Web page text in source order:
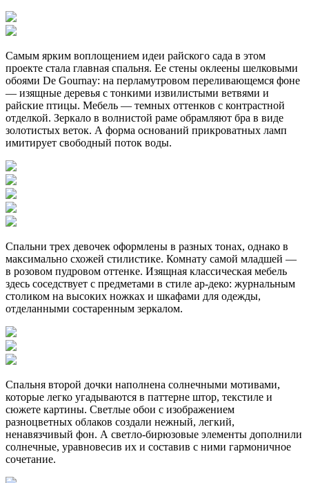
Самым ярким воплощением идеи райского сада в этом
проекте стала главная спальня. Ее стены оклеены шелковыми
обоями De Gournay: на перламутровом переливающемся фоне
— изящные деревья с тонкими извилистыми ветвями и
райские птицы. Мебель — темных оттенков с контрастной
отделкой. Зеркало в волнистой раме обрамляют бра в виде
золотистых веток. А форма оснований прикроватных ламп
имитирует свободный поток воды.
Спальни трех девочек оформлены в разных тонах, однако в
максимально схожей стилистике. Комнату самой младшей —
в розовом пудровом оттенке. Изящная классическая мебель
здесь соседствует с предметами в стиле ар-деко: журнальным
столиком на высоких ножках и шкафами для одежды,
отделанными состаренным зеркалом.
Спальня второй дочки наполнена солнечными мотивами,
которые легко угадываются в паттерне штор, текстиле и
сюжете картины. Светлые обои с изображением
разноцветных облаков создали нежный, легкий,
ненавязчивый фон. А светло-бирюзовые элементы дополнили
солнечные, уравновесив их и составив с ними гармоничное
сочетание.